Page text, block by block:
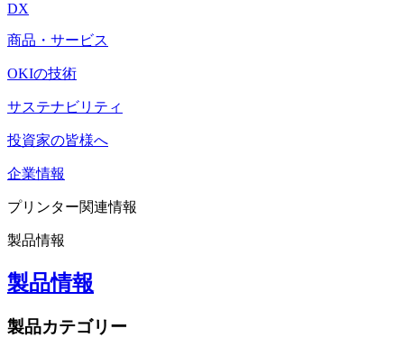
DX
商品・サービス
OKIの技術
サステナビリティ
投資家の皆様へ
企業情報
プリンター関連情報
製品情報
製品情報
製品カテゴリー